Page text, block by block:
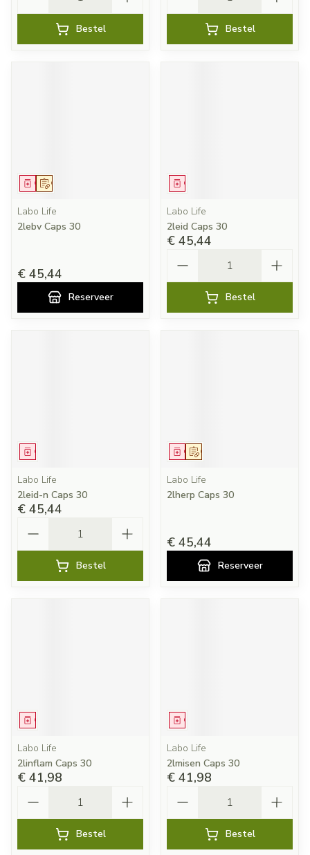
Bestel Bestel
Op voorschrift
Geneesmiddel
Labo Life
2lebv Caps 30
€ 45,44
Reserveer
Geneesmiddel
Labo Life
2leid Caps 30
€ 45,44
Bestel
Geneesmiddel
Labo Life
2leid-n Caps 30
€ 45,44
Bestel
Op voorschrift
Geneesmiddel
Labo Life
2lherp Caps 30
€ 45,44
Reserveer
Geneesmiddel
Labo Life
2linflam Caps 30
€ 41,98
Bestel
Geneesmiddel
Labo Life
2lmisen Caps 30
€ 41,98
Bestel